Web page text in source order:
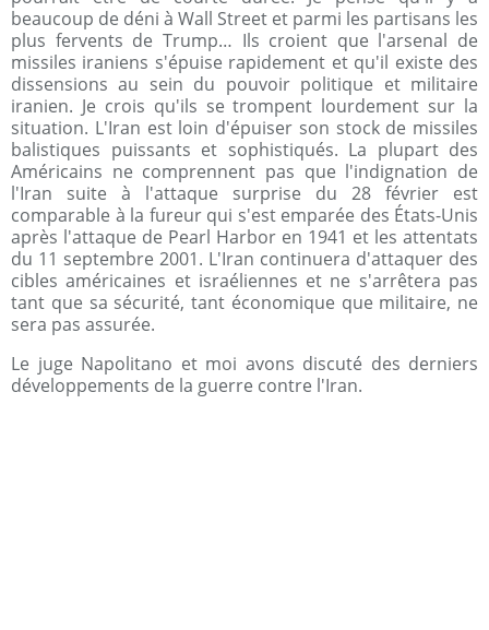
beaucoup de déni à Wall Street et parmi les partisans les
plus fervents de Trump… Ils croient que l'arsenal de
missiles iraniens s'épuise rapidement et qu'il existe des
dissensions au sein du pouvoir politique et militaire
iranien. Je crois qu'ils se trompent lourdement sur la
situation. L'Iran est loin d'épuiser son stock de missiles
balistiques puissants et sophistiqués. La plupart des
Américains ne comprennent pas que l'indignation de
l'Iran suite à l'attaque surprise du 28 février est
comparable à la fureur qui s'est emparée des États-Unis
après l'attaque de Pearl Harbor en 1941 et les attentats
du 11 septembre 2001. L'Iran continuera d'attaquer des
cibles américaines et israéliennes et ne s'arrêtera pas
tant que sa sécurité, tant économique que militaire, ne
sera pas assurée.
Le juge Napolitano et moi avons discuté des derniers
développements de la guerre contre l'Iran.